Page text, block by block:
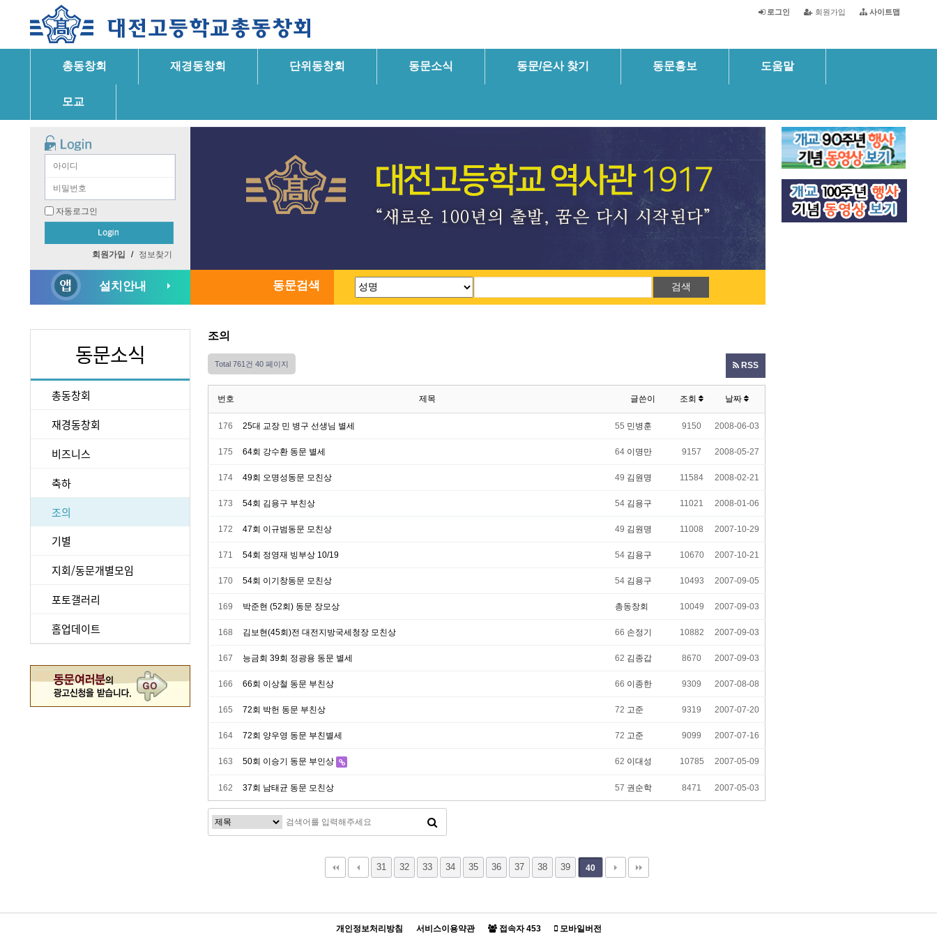
사이트맵
회원가입
로그인
총동창회 재경동창회 단위동창회 동문소식 동문/은사 찾기 동문홍보 도움말
모교
자동로그인
회원가입 / 정보찾기
설치안내
동문소식
총동창회
재경동창회
비즈니스
축하
조의
기별
지회/동문개별모임
포토갤러리
홈업데이트
동문검색 검색
조의
Total 761건 40 페이지 RSS
번호 제목 글쓴이 조회 날짜
176 25대 교장 민 병구 선생님 별세 55 민병훈 9150 2008-06-03
175 64회 강수환 동문 별세 64 이명만 9157 2008-05-27
174 49회 오명성동문 모친상 49 김원명 11584 2008-02-21
173 54회 김용구 부친상 54 김용구 11021 2008-01-06
172 47회 이규범동문 모친상 49 김원명 11008 2007-10-29
171 54회 정영재 빙부상 10/19 54 김용구 10670 2007-10-21
170 54회 이기창동문 모친상 54 김용구 10493 2007-09-05
169 박준현 (52회) 동문 장모상 총동창회 10049 2007-09-03
168 김보현(45회)전 대전지방국세청장 모친상 66 손정기 10882 2007-09-03
167 능금회 39회 정광용 동문 별세 62 김종갑 8670 2007-09-03
166 66회 이상철 동문 부친상 66 이종한 9309 2007-08-08
165 72회 박헌 동문 부친상 72 고준 9319 2007-07-20
164 72회 양우영 동문 부친별세 72 고준 9099 2007-07-16
163 50회 이승기 동문 부인상 62 이대성 10785 2007-05-09
162 37회 남태균 동문 모친상 57 권순학 8471 2007-05-03
31 32 33 34 35 36 37 38 39 40
개인정보처리방침 서비스이용약관 접속자453 모바일버전